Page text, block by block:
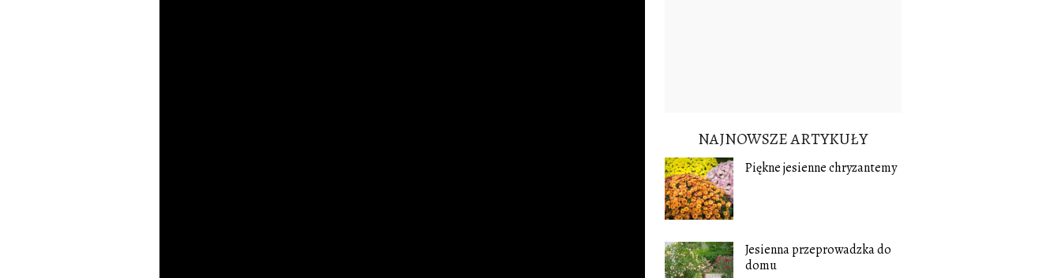
NAJNOWSZE ARTYKUŁY
Piękne jesienne chryzantemy
Jesienna przeprowadzka do
domu